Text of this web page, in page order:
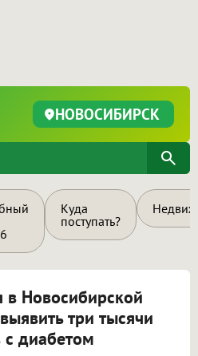
НОВОСИБИРСК
Куда
поступать?
в Новосибирской
три тысячи
диабетом